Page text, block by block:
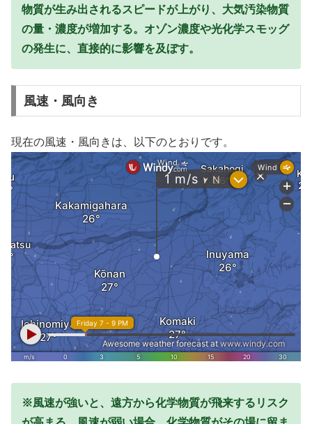
物質が生み出されるスピードが上がり、大気汚染物質
の量・濃度が増加する。オゾン濃度や光化学スモッグ
の発生に、直接的に影響を及ぼす。
風速・風向き
現在の風速・風向きは、以下のとおりです。
※風速が強いと、遠方から化学物質が飛来するリスク